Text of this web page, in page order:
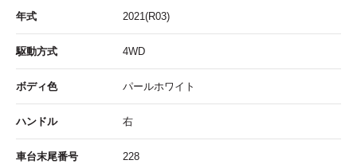
年式 2021(R03)
駆動方式 4WD
ボディ色 パールホワイト
ハンドル 右
車台末尾番号 228